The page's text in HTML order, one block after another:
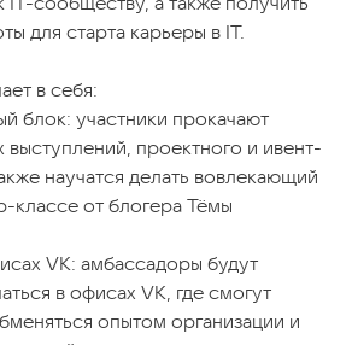
для старта карьеры в IT.
в себя:
блок: участники прокачают
выступлений, проектного и ивент-
научатся делать вовлекающий
классе от блогера Тёмы
VK: амбассадоры будут
в офисах VK, где смогут
опытом организации и